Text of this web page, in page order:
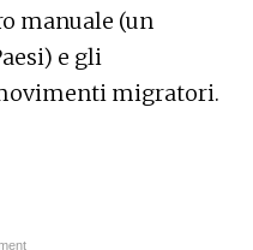
manuale (un
e gli
migratori.